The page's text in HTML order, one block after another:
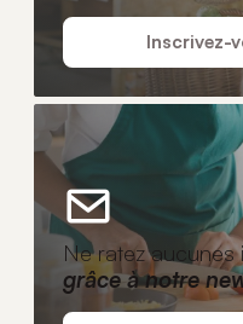
Inscrivez-
Ne ratez
grâce à notre